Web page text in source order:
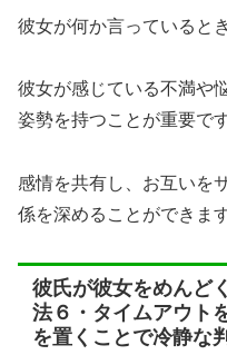
彼女が何か言っていると
彼女が感じている不満や
姿勢を持つことが重要です
感情を共有し、お互いを
係を深めることができます
彼氏が彼女をめんど
法６・タイムアウト
を置くことで冷静な